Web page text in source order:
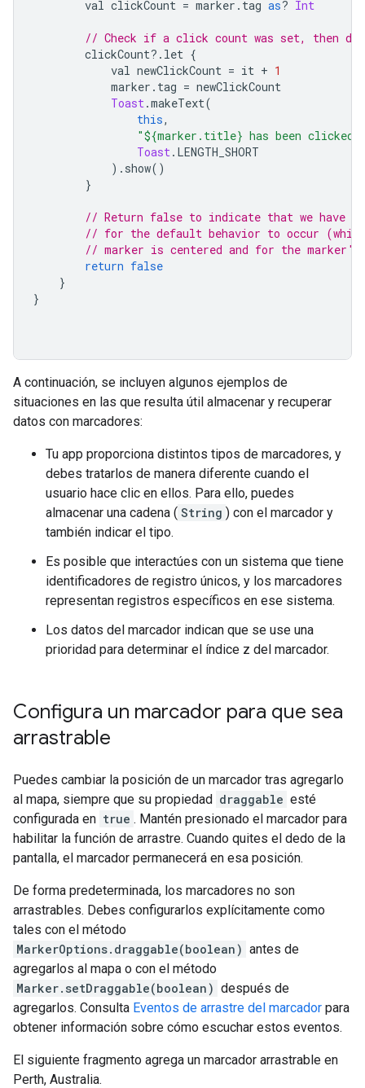
val clickCount = marker . tag as? Int
// Check if a click count was set, then
clickCount?. let {
val newClickCount = it + 1
marker . tag = newClickCount
Toast.makeText(
this,
"${marker.title} has been clicked
Toast. LENGTH_SHORT
). show()
}
// Return false to indicate that we have
// for the default behavior to occur
// marker is centered and for the
return false
}
}
A continuación, se incluyen algunos ejemplos de
situaciones en las que resulta útil almacenar y recuperar
datos con marcadores:
Tu app proporciona distintos tipos de marcadores, y
debes tratarlos de manera diferente cuando el
usuario hace clic en ellos. Para ello, puedes
almacenar una cadena ( String ) con el marcador y
también indicar el tipo.
Es posible que interactúes con un sistema que tiene
identificadores de registro únicos, y los marcadores
representan registros específicos en ese sistema.
Los datos del marcador indican que se use una
prioridad para determinar el índice z del marcador.
Configura un marcador para que sea
arrastrable
Puedes cambiar la posición de un marcador tras agregarlo
al mapa, siempre que su propiedad draggable esté
configurada en true . Mantén presionado el marcador para
habilitar la función de arrastre. Cuando quites el dedo de la
pantalla, el marcador permanecerá en esa posición.
De forma predeterminada, los marcadores no son
arrastrables. Debes configurarlos explícitamente como
tales con el método
MarkerOptions.draggable(boolean) antes de
agregarlos al mapa o con el método
Marker.setDraggable(boolean) después de
agregarlos. Consulta Eventos de arrastre del marcador para
obtener información sobre cómo escuchar estos eventos.
El siguiente fragmento agrega un marcador arrastrable en
Perth, Australia.